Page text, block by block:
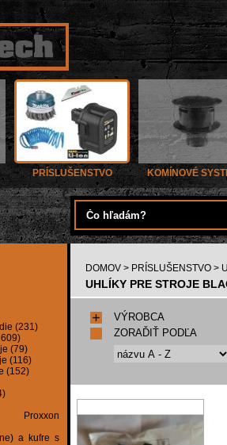
PRÍSLUŠENSTVO KOMÍNOVÉ
(231)
(79)
(116)
(152)
Proxxon
a kufre s
DOMOV > PRÍSLUŠENSTVO >
UHLÍKY PRE STROJE
VÝROBCA
ZORAĎIŤ PODĽA